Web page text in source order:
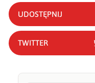
UDOSTĘPNIJ
TWITTER